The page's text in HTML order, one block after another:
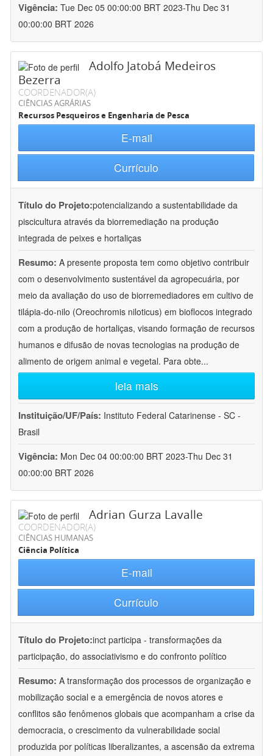
Vigência: Tue Dec 05 00:00:00 BRT 2023-Thu Dec 31
00:00:00 BRT 2026
Adolfo Jatobá Medeiros
Bezerra
COORDENADOR(A)
CIÊNCIAS AGRÁRIAS
Recursos Pesqueiros e Engenharia de Pesca
E-mail
Currículo
Título do Projeto:potencializando a sustentabilidade da
piscicultura através da biorremediação na produção
integrada de peixes e hortaliças
Resumo: A presente proposta tem como objetivo contribuir
com o desenvolvimento sustentável da agropecuária, por
meio da avaliação do uso de biorremediadores em cultivo de
tilápia-do-nilo (Oreochromis niloticus) em bioflocos integrado
com a produção de hortaliças, visando formação de recursos
humanos e difusão de novas tecnologias na produção de
alimento de origem animal e vegetal. Para obte...
leia mais
Instituição/UF/País: Instituto Federal Catarinense - SC -
Brasil
Vigência: Mon Dec 04 00:00:00 BRT 2023-Thu Dec 31
00:00:00 BRT 2026
Adrian Gurza Lavalle
COORDENADOR(A)
CIÊNCIAS HUMANAS
Ciência Política
E-mail
Currículo
Título do Projeto:inct participa - transformações da
participação, do associativismo e do confronto político
Resumo: A transformação dos processos de organização e
mobilização social e a emergência de novos atores e
conflitos são fenômenos globais que acompanham a crise da
democracia, o crescimento da vulnerabilidade social
produzida por políticas liberalizantes, a ascensão da extrema